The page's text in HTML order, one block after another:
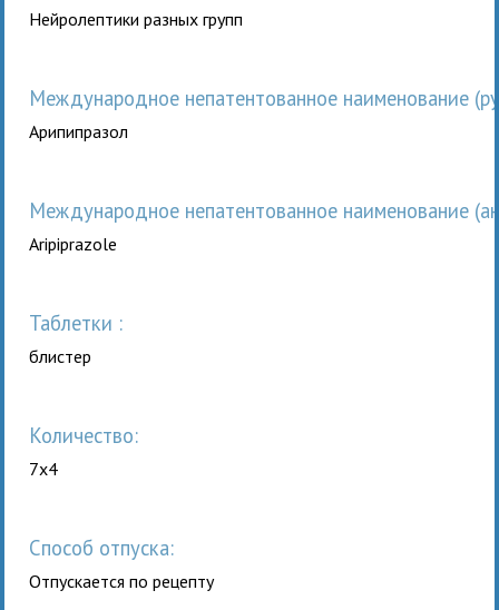
Нейролептики разных групп
Международное непатентованное наименование
Арипипразол
Международное непатентованное наименование
Aripiprazole
таблетки :
блистер
Количество:
7x4
Способ отпуска:
Отпускается по рецепту